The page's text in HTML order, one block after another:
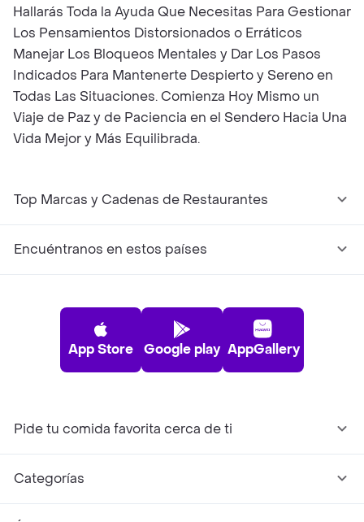
Hallarás Toda la Ayuda Que Necesitas Para Gestionar
Los Pensamientos Distorsionados o Erráticos
Manejar Los Bloqueos Mentales y Dar Los Pasos
Indicados Para Mantenerte Despierto y Sereno en
Todas Las Situaciones. Comienza Hoy Mismo un
Viaje de Paz y de Paciencia en el Sendero Hacia Una
Vida Mejor y Más Equilibrada.
Top Marcas y Cadenas de Restaurantes
Encuéntranos en estos países
App Store Google play AppGallery
Pide tu comida favorita cerca de ti
Categorías